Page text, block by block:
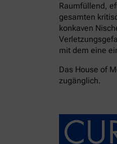
Raumfüllend,
gesamten
konkaven
mit dem eine
Das House of
zugänglich.